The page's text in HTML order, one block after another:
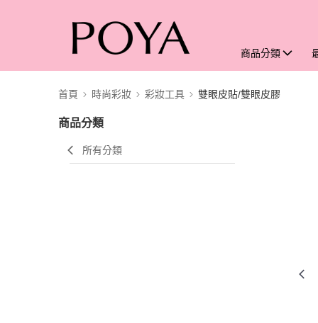
商品分類
首頁 時尚彩妝 彩妝工具 雙眼皮貼/雙眼皮膠
商品分類
所有分類